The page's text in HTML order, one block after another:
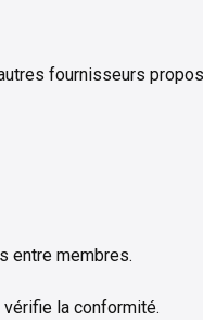
fournisseurs
entre membres.
vérifie la conformité.